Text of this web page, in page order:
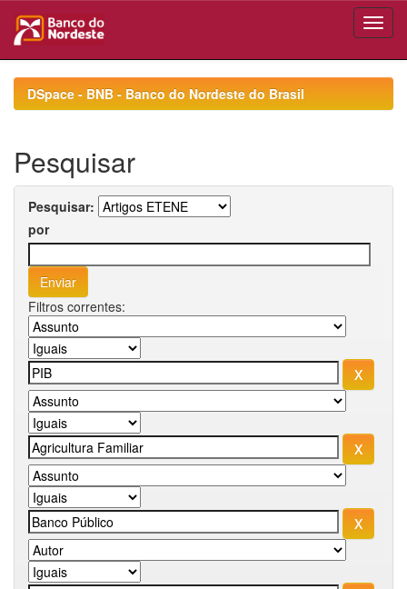
navigationDSpace - BNB - Banco do Nordeste do Brasil
Pesquisar
Pesquisar:
por
Filtros correntes: